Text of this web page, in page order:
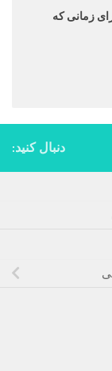
زمانی که
دنبال کنید: